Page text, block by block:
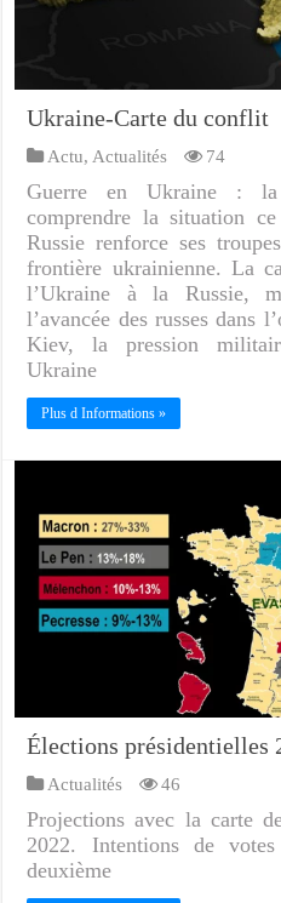
Ukraine-Carte du conflit
Actu, Actualités 74
Guerre en Ukraine :
comprendre la situation
Russie renforce ses
frontière ukrainienne. La
l’Ukraine à la Russie,
l’avancée des russes dans
Kiev, la pression
Ukraine
Plus d Informations »
Élections présidentielles
Actualités 46
Projections avec la carte
2022. Intentions de
deuxième